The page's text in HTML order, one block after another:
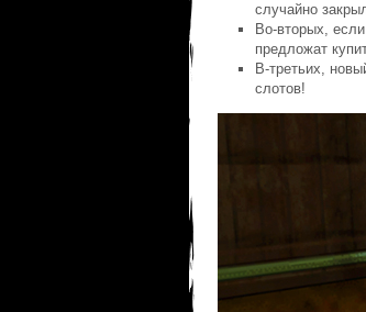
случайно
Во-вторых,
предложат
В-третьих,
слотов!